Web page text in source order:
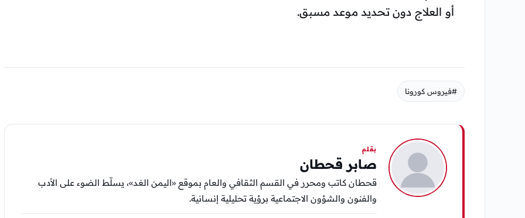
أو العلاج دون تحديد موعد مسبق.
#فيروس كورونا
بقلم
صابر قحطان
قحطان كاتب ومحرر في القسم الثقافي والعام بموقع «اليمن الغد»، يسلّط الضوء على الأدب
والفنون والشؤون الاجتماعية برؤية تحليلية إنسانية.